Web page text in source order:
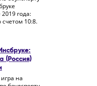
года:
счетом 10:8.
(Россия)
на